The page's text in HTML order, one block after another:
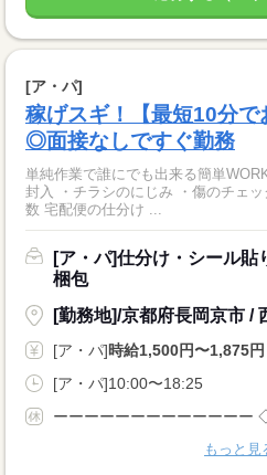
[ア・パ]
稼げスギ！【最短10分
◎面接なしですぐ勤務
単純作業で誰にでも出来る簡単
封入 ・チラシのにじみ ・傷のチェ
数 宅配便の仕分け ...
[ア・パ]仕分け・シール貼
梱包
[勤務地]/京都府長岡京市 /
[ア・パ]時給1,500円〜1,875円
[ア・パ]10:00〜18:25
もっと見